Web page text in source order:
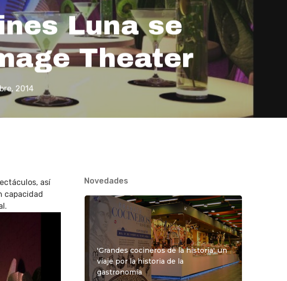
Luna se
Theater
2014
así
capacidad
Novedades
'Grandes cocineros de la historia', un
viaje por la historia de la
gastronomía